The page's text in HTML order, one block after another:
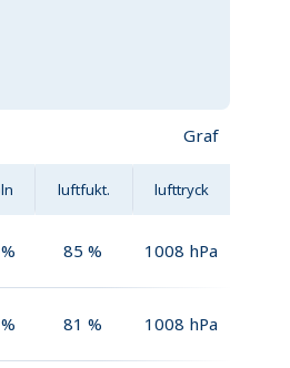
Graf
luftfukt. lufttryck
% 85 % 1008 hPa
% 81 % 1008 hPa